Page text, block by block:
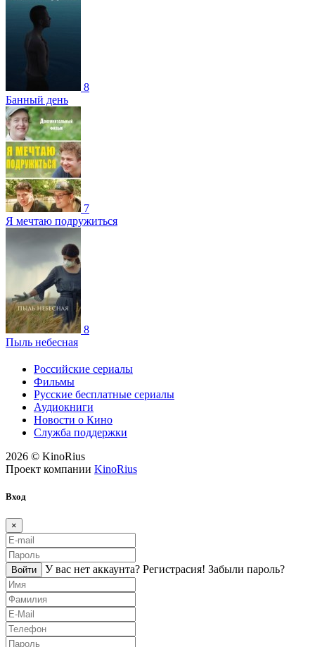
8
Банный день
7
Я мечтаю подружиться
8
Пыль небесная
Российские сериалы
Фильмы
Русские бесплатные сериалы
Аудиокниги
Новости о Кино
Служба поддержки
2026 © KinoRius
Проект компании KinoRius
Вход
×
Войти У вас нет аккаунта? Регистраcия! Забыли пароль?